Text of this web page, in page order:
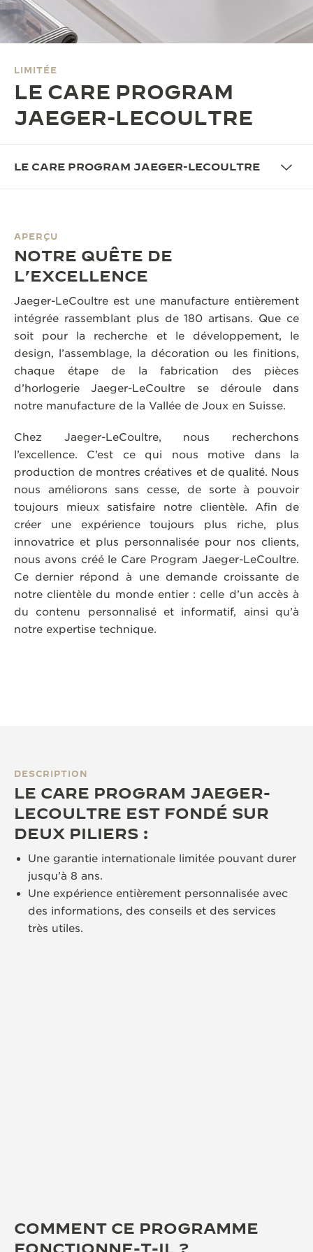
LE VIRTUOSE DU SON
VOIR LES ÉVÉNEMENTS
LIMITÉE
LE CARE PROGRAM
JAEGER-LECOULTRE
LE CARE PROGRAM JAEGER-LECOULTRE
APERÇU
NOTRE QUÊTE DE
L’EXCELLENCE
Jaeger-LeCoultre est une manufacture entièrement
intégrée rassemblant plus de 180 artisans. Que ce
soit pour la recherche et le développement, le
design, l’assemblage, la décoration ou les finitions,
chaque étape de la fabrication des pièces
d’horlogerie Jaeger-LeCoultre se déroule dans
notre manufacture de la Vallée de Joux en Suisse.
Chez Jaeger-LeCoultre, nous recherchons
l’excellence. C’est ce qui nous motive dans la
production de montres créatives et de qualité. Nous
nous améliorons sans cesse, de sorte à pouvoir
toujours mieux satisfaire notre clientèle. Afin de
créer une expérience toujours plus riche, plus
innovatrice et plus personnalisée pour nos clients,
nous avons créé le Care Program Jaeger-LeCoultre.
Ce dernier répond à une demande croissante de
notre clientèle du monde entier : celle d’un accès à
du contenu personnalisé et informatif, ainsi qu’à
notre expertise technique.
DESCRIPTION
LE CARE PROGRAM JAEGER-
LECOULTRE EST FONDÉ SUR
DEUX PILIERS :
Une garantie internationale limitée pouvant durer
jusqu’à 8 ans.
Une expérience entièrement personnalisée avec
des informations, des conseils et des services
très utiles.
COMMENT CE PROGRAMME
FONCTIONNE-T-IL ?